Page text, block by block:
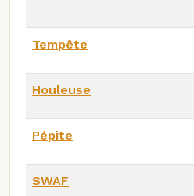
Tempête
Houleuse
Pépite
SWAF